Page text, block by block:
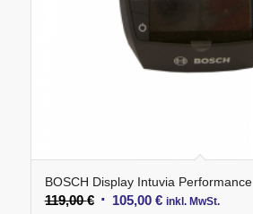
BOSCH Display Intuvia Performance
119,00€ Ursprünglicher
105,00 €Aktueller
inkl. MwSt.